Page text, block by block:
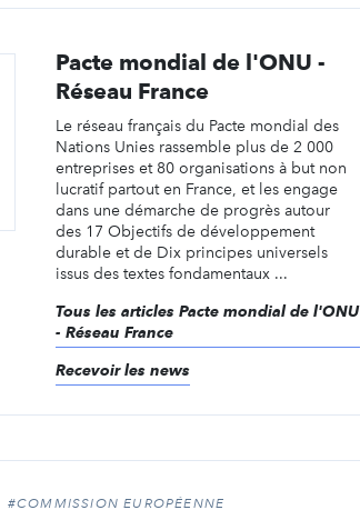
Pacte mondial de l'ONU -
Réseau France
Le réseau français du Pacte mondial des
Nations Unies rassemble plus de 2 000
entreprises et 80 organisations à but non
lucratif partout en France, et les engage
dans une démarche de progrès autour
des 17 Objectifs de développement
durable et de Dix principes universels
issus des textes fondamentaux ...
Tous les articles Pacte mondial de l'ONU
- Réseau France
Recevoir les news
#COMMISSION EUROPÉENNE